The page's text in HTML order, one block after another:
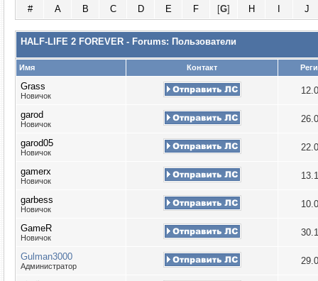
# A B C D E F [G] H J
HALF-LIFE 2 FOREVER - Forums: Пользователи
Имя Контакт
Grass
Новичок
garod
Новичок
garod05
Новичок
gamerx
Новичок
garbess
Новичок
GameR
Новичок
Gulman3000
Администратор